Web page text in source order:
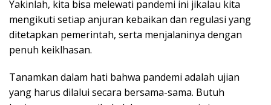
Yakinlah, kita bisa melewati pandemi ini jikalau kita
mengikuti setiap anjuran kebaikan dan regulasi yang
ditetapkan pemerintah, serta menjalaninya dengan
penuh keiklhasan.
Tanamkan dalam hati bahwa pandemi adalah ujian
yang harus dilalui secara bersama-sama. Butuh